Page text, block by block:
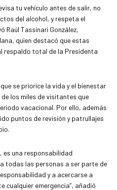
tu vehículo antes de salir, no
del alcohol, y respeta el
Raúl Tassinari González,
quien destacó que estas
respaldo total de la Presidenta
se priorice la vida y el bienestar
los miles de visitantes que
vacacional. Por ello, además
puntos de revisión y patrullajes
es una responsabilidad
todas las personas a ser parte de
y a acercarse a
cualquier emergencia”, añadió